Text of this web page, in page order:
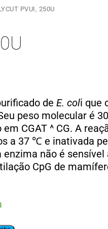
PVUI, 250U
de E. coli que
peso molecular é
CGAT ^ CG. A
a 37 ℃ e inativada
não é sensível
CpG de